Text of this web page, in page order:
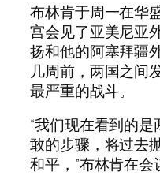
布林肯于周一在华
宫会见了亚美尼亚
扬和他的阿塞拜疆
几周前，两国之间
最严重的战斗。
“我们现在看到的
敢的步骤，将过去
和平，”布林肯在会